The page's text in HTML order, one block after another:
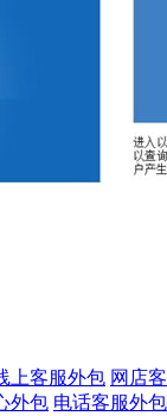
上客服外包 网店客
外包 电话客服外包